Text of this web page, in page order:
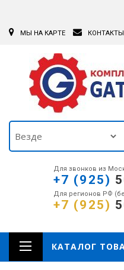
МЫ НА КАРТЕ КОНТАКТЫ
Для звонков из
+7 (925)
Для регионов РФ
+7 (925)
КАТАЛОГ